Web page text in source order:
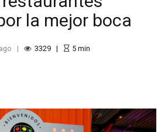
la mejor boca
3329 5min